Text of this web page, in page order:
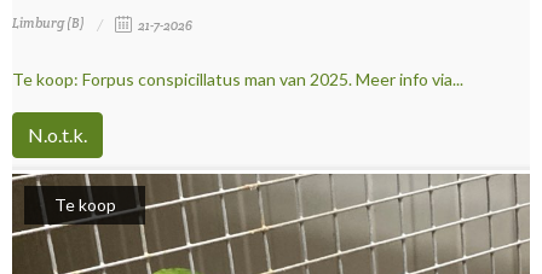
Limburg (B) 21-7-2026
Te koop: Forpus conspicillatus man van 2025. Meer info via...
N.o.t.k.
Te koop